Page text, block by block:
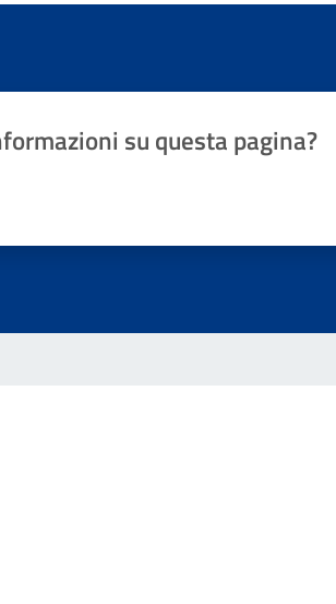
su questa pagina?